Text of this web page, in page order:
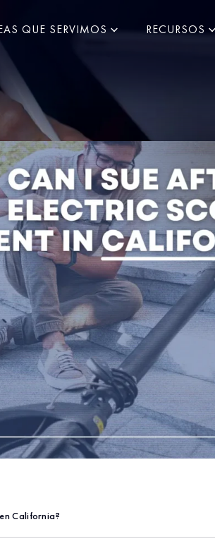
QUE SERVIMOS
RECURSOS
California?